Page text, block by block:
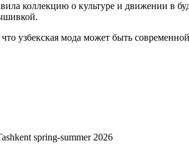
коллекцию о культуре и движении
узбекская мода может быть
spring-summer 2026